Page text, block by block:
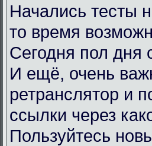
Начались тесты
то время
Сегодня пол дня
И ещё, очень
ретранслятор и
ссылки через
Пользуйтесь